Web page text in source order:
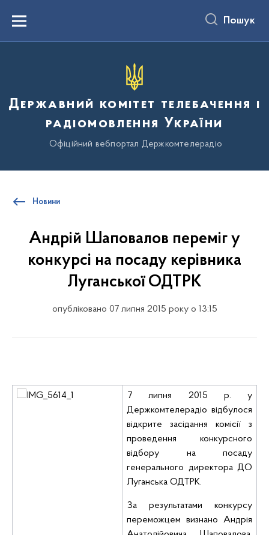
вмістуMenu Пошук
Державний комітет телебачення і
радіомовлення України
Офіційний вебпортал Держкомтелерадіо
Новини
Андрій Шаповалов переміг у
конкурсі на посаду керівника
Луганської ОДТРК
опубліковано 07 липня 2015 року о 13:15
7 липня 2015 р. у
Держкомтелерадіо відбулося
відкрите засідання комісії з
проведення конкурсного
відбору на посаду
генерального директора ДО
Луганська ОДТРК.
За результатами конкурсу
переможцем визнано Андрія